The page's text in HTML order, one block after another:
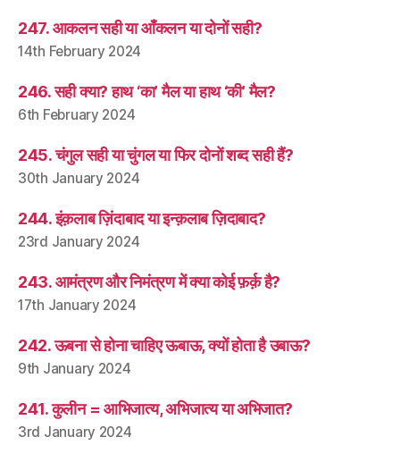
247. आकलन सही या आँकलन या दोनों सही?
14th February 2024
246. सही क्या? हाथ ‘का’ मैल या हाथ ‘की’ मैल?
6th February 2024
245. चंगुल सही या चुंगल या फिर दोनों शब्द सही हैं?
30th January 2024
244. इंक़लाब ज़िंदाबाद या इन्क़लाब ज़िदाबाद?
23rd January 2024
243. आमंत्रण और निमंत्रण में क्या कोई फ़र्क़ है?
17th January 2024
242. ऊबना से होना चाहिए ऊबाऊ, क्यों होता है उबाऊ?
9th January 2024
241. कुलीन = आभिजात्य, अभिजात्य या अभिजात?
3rd January 2024